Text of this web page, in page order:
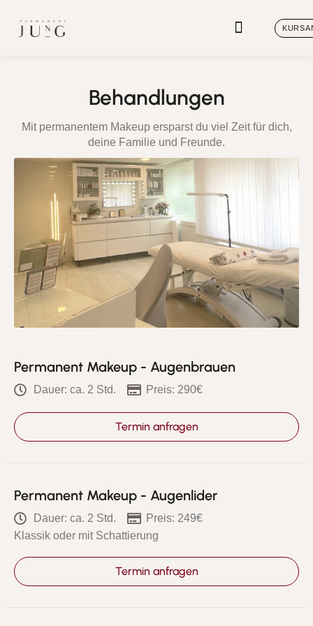
Behandlungen
Mit permanentem Makeup ersparst du viel Zeit für dich,
deine Familie und Freunde.
Permanent Makeup - Augenbrauen
Dauer: ca. 2 Std. Preis: 290€
Termin anfragen
Permanent Makeup - Augenlider
Dauer: ca. 2 Std.
Preis: 249€
Klassik oder mit Schattierung
Termin anfragen